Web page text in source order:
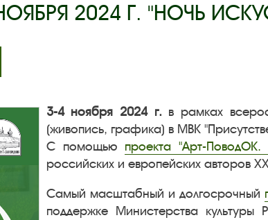
2024 Г. "НОЧЬ
3-4 ноября 2024 г. в рамках
(живопись, графика) в МВК
С помощью проекта "Арт-ПоводОК.
российских и европейских авторов
Самый масштабный и долгосрочный
поддержке Министерства